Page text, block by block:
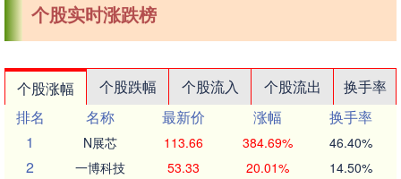
个股实时涨跌榜
个股涨幅 个股跌幅 个股流入 个股流出
换手率
排名
名称 最新价 涨幅
换手率
1
N展芯 113.66 384.69% 46.40%
2 一博科技 53.33 20.01% 14.50%